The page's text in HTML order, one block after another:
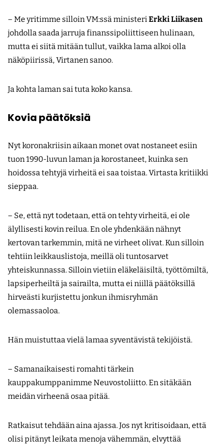
– Me yritimme silloin VM:ssä ministeriErkki Liikasen
johdolla saada jarruja finanssipoliittiseen hulinaan,
mutta ei siitä mitään tullut, vaikka lama alkoi olla
näköpiirissä, Virtanen sanoo.
Ja kohta laman sai tuta koko kansa.
Kovia päätöksiä
Nyt koronakriisin aikaan monet ovat nostaneet esiin
tuon 1990-luvun laman ja korostaneet, kuinka sen
hoidossa tehtyjä virheitä ei saa toistaa. Virtasta kritiikki
sieppaa.
– Se, että nyt todetaan, että on tehty virheitä, ei ole
älyllisesti kovin reilua. En ole yhdenkään nähnyt
kertovan tarkemmin, mitä ne virheet olivat. Kun silloin
tehtiin leikkauslistoja, meillä oli tuntosarvet
yhteiskunnassa. Silloin vietiin eläkeläisiltä, työttömiltä,
lapsiperheiltä ja sairailta, mutta ei niillä päätöksillä
hirveästi kurjistettu jonkun ihmisryhmän
olemassaoloa.
Hän muistuttaa vielä lamaa syventävistä tekijöistä.
– Samanaikaisesti romahti tärkein
kauppakumppanimme Neuvostoliitto. En sitäkään
meidän virheenä osaa pitää.
Ratkaisut tehdään aina ajassa. Jos nyt kritisoidaan, että
olisi pitänyt leikata menoja vähemmän, elvyttää